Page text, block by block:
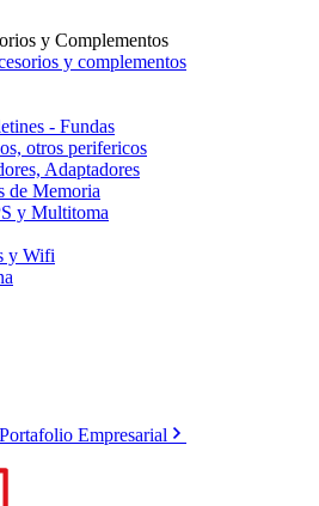
y Complementos
y complementos
- Fundas
otros perifericos
Adaptadores
de Memoria
y Multitoma
y Wifi
Portafolio Empresarial